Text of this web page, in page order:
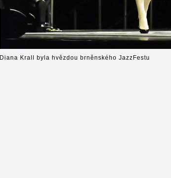
Diana Krall byla hvězdou brněnského JazzFestu